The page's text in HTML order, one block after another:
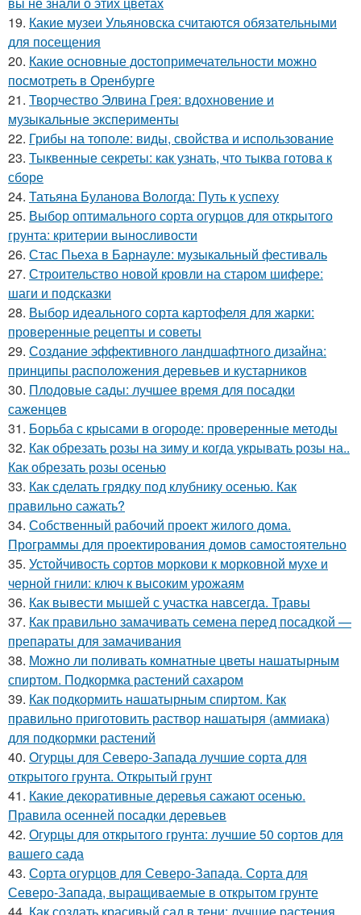
19. Какие музеи Ульяновска считаются обязательными
для посещения
20. Какие основные достопримечательности можно
посмотреть в Оренбурге
21. Творчество Элвина Грея: вдохновение и
музыкальные эксперименты
22. Грибы на тополе: виды, свойства и использование
23. Тыквенные секреты: как узнать, что тыква готова к
сборе
24. Татьяна Буланова Вологда: Путь к успеху
25. Выбор оптимального сорта огурцов для открытого
грунта: критерии выносливости
26. Стас Пьеха в Барнауле: музыкальный фестиваль
27. Строительство новой кровли на старом шифере:
шаги и подсказки
28. Выбор идеального сорта картофеля для жарки:
проверенные рецепты и советы
29. Создание эффективного ландшафтного дизайна:
принципы расположения деревьев и кустарников
30. Плодовые сады: лучшее время для посадки
саженцев
31. Борьба с крысами в огороде: проверенные методы
32. Как обрезать розы на зиму и когда укрывать розы на..
Как обрезать розы осенью
33. Как сделать грядку под клубнику осенью. Как
правильно сажать?
34. Собственный рабочий проект жилого дома.
Программы для проектирования домов самостоятельно
35. Устойчивость сортов моркови к морковной мухе и
черной гнили: ключ к высоким урожаям
36. Как вывести мышей с участка навсегда. Травы
37. Как правильно замачивать семена перед посадкой —
препараты для замачивания
38. Можно ли поливать комнатные цветы нашатырным
спиртом. Подкормка растений сахаром
39. Как подкормить нашатырным спиртом. Как
правильно приготовить раствор нашатыря (аммиака)
для подкормки растений
40. Огурцы для Северо-Запада лучшие сорта для
открытого грунта. Открытый грунт
41. Какие декоративные деревья сажают осенью.
Правила осенней посадки деревьев
42. Огурцы для открытого грунта: лучшие 50 сортов для
вашего сада
43. Сорта огурцов для Северо-Запада. Сорта для
Северо-Запада, выращиваемые в открытом грунте